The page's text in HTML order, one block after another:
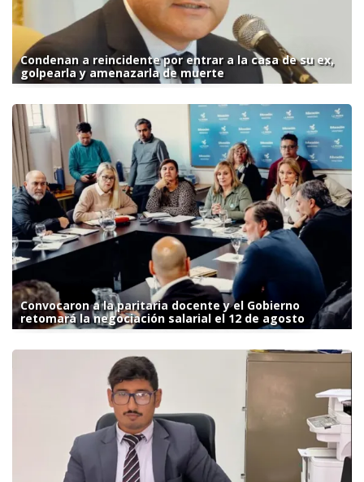
Condenan a reincidente por entrar a la casa de su ex,
golpearla y amenazarla de muerte
Convocaron a la paritaria docente y el Gobierno
retomará la negociación salarial el 12 de agosto